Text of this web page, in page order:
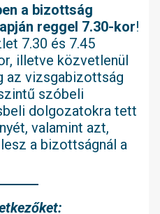
a bizottság
reggel 7.30-kor!
7.30 és 7.45
illetve közvetlenül
az vizsgabizottság
szóbeli
dolgozatokra tett
valamint azt,
a bizottságnál a